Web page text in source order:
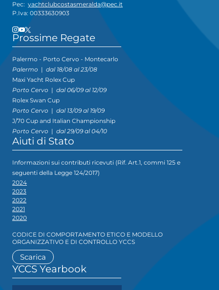
Pec: yachtclubcostasmeralda@pec.it
P.Iva: 00333630903
Prossime Regate
Palermo - Porto Cervo - Montecarlo
Palermo | dal 18/08 al 23/08
Maxi Yacht Rolex Cup
Porto Cervo | dal 06/09 al 12/09
Rolex Swan Cup
Porto Cervo | dal 13/09 al 19/09
J/70 Cup and Italian Championship
Porto Cervo | dal 29/09 al 04/10
Aiuti di Stato
Informazioni sui contributi ricevuti (Rif. Art.1, commi 125 e
seguenti della Legge 124/2017)
2024
2023
2022
2021
2020
CODICE DI COMPORTAMENTO ETICO E MODELLO
ORGANIZZATIVO E DI CONTROLLO YCCS
Scarica
YCCS Yearbook